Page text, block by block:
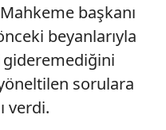
başkanı
beyanlarıyla
sorulara
verdi.